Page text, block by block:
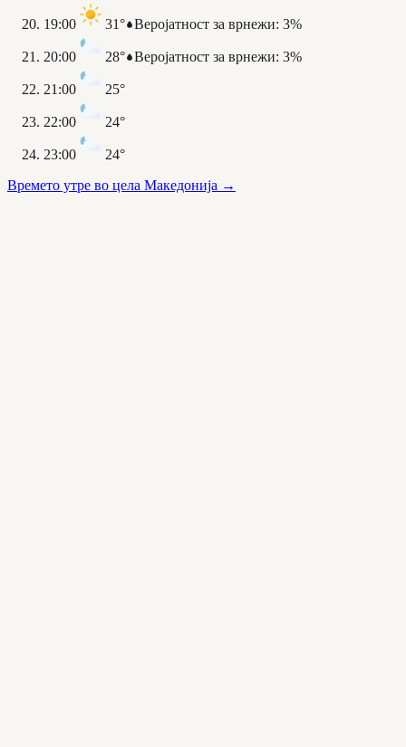
19:00 31° Веројатност за врнежи: 3%
20:00 28° Веројатност за врнежи: 3%
21:00 25°
22:00 24°
23:00
24°
Времето утре во цела Македонија →